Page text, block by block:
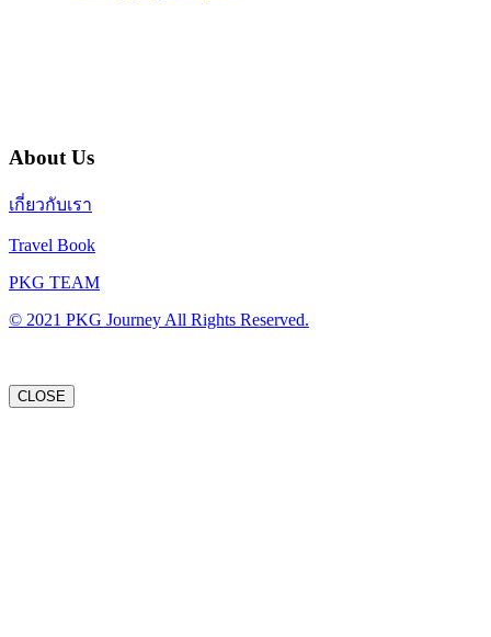
About Us
เกี่ยวกับเรา
Travel Book
PKG TEAM
© 2021 PKG Journey All Rights Reserved.
CLOSE